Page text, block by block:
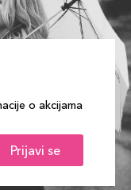
o akcijama
Prijavi se